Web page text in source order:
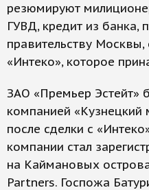
резюмируют
ГУВД, кредит из банка,
правительству Москвы,
«Интеко», которое
ЗАО «Премьер Эстейт»
компанией «Кузнецкий
после сделки с
компании стал
на Каймановых
Partners. Госпожа